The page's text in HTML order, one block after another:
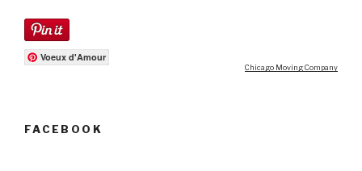
Voeux d'Amour
Chicago Moving Company
FACEBOOK